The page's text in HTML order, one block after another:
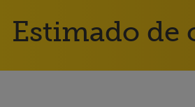
Estimado de